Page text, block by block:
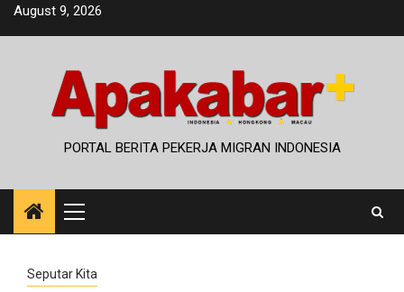
SkipAugust 9, 2026
PORTAL BERITA PEKERJA MIGRAN INDONESIA
Primary
Menu
Seputar Kita